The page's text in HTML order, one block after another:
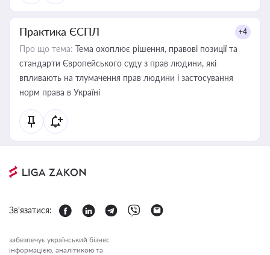
Практика ЄСПЛ +4
Про що тема: Тема охоплює рішення, правові позиції та
стандарти Європейського суду з прав людини, які
впливають на тлумачення прав людини і застосування
норм права в Україні
Зв'язатися:
забезпечує український бізнес
інформацією, аналітикою та